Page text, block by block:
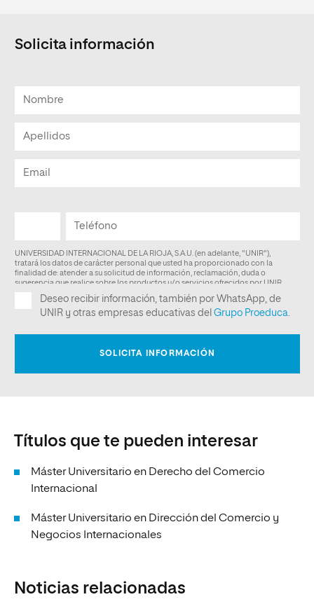
Solicita información
Títulos que te pueden interesar
Máster Universitario en Derecho del Comercio
Internacional
Máster Universitario en Dirección del Comercio y
Negocios Internacionales
Noticias relacionadas